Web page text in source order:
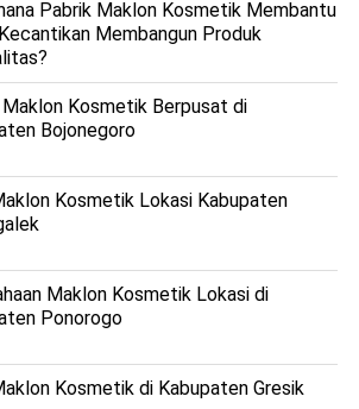
Pabrik Maklon Kosmetik Membantu
Membangun Produk
Maklon Kosmetik Berpusat di
Bojonegoro
Kosmetik Lokasi Kabupaten
Maklon Kosmetik Lokasi di
Ponorogo
Kosmetik di Kabupaten Gresik